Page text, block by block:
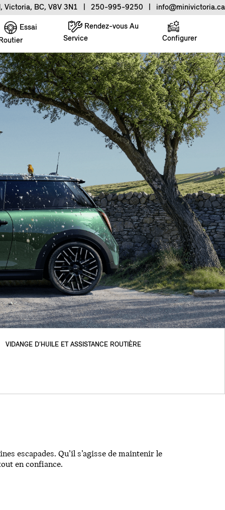
Victoria, BC, V8V 3N1 250-995-9250 info@minivictoria.ca
Rendez-vous Au
Service
Essai
Routier
Configurer
VIDANGE D’HUILE ET ASSISTANCE ROUTIÈRE
escapades. Qu’il s’agisse de maintenir le
en confiance.